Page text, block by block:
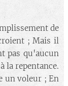
de
; Mais il
pas qu'aucun
la repentance.
un voleur ; En